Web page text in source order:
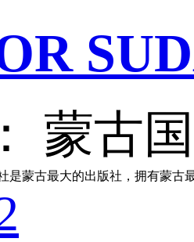
蒙古